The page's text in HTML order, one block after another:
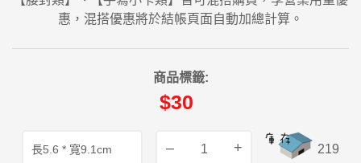
惠，混搭優惠將於結帳頁面自動加總計算。
商品標籤:
$30
– + 219